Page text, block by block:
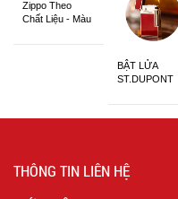
Zippo Theo
Chất Liệu - Màu
BẬT LỬA
ST.DUPONT
THÔNG TIN LIÊN HỆ